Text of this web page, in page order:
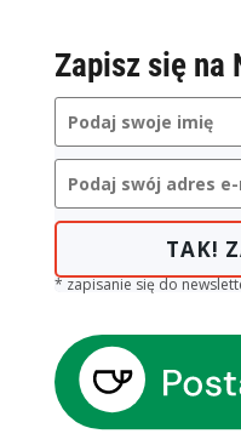
Zapisz się na
TAK!
* zapisanie się do